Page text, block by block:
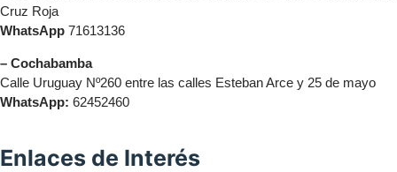
Cruz Roja
WhatsApp 71613136
– Cochabamba
Calle Uruguay Nº260 entre las calles Esteban Arce y 25 de mayo
WhatsApp: 62452460
Enlaces de Interés